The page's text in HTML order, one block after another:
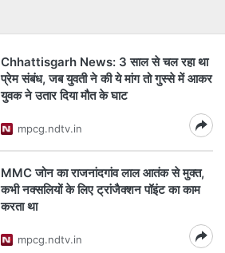
Chhattisgarh News: 3 साल से चल रहा था
प्रेम संबंध, जब युवती ने की ये मांग तो गुस्से में आकर
युवक ने उतार दिया मौत के घाट
mpcg.ndtv.in
MMC जोन का राजनांदगांव लाल आतंक से मुक्त,
कभी नक्सलियों के लिए ट्रांजैक्शन पॉइंट का काम
करता था
mpcg.ndtv.in